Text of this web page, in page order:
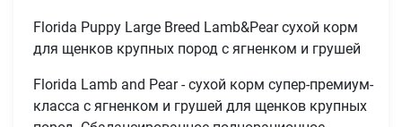
Florida Puppy Large Breed Lamb&Pear сухой корм
для щенков крупных пород с ягненком и грушей
Florida Lamb and Pear - сухой корм супер-премиум-
класса с ягненком и грушей для щенков крупных